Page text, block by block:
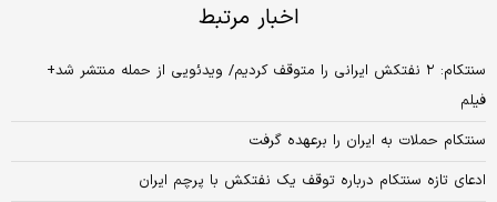
اخبار مرتبط
سنتکام: ۲ نفتکش ایرانی را متوقف کردیم/ ویدئویی از حمله منتشر شد+
فیلم
سنتکام حملات به ایران را برعهده گرفت
ادعای تازه سنتکام درباره توقف یک نفتکش با پرچم ایران